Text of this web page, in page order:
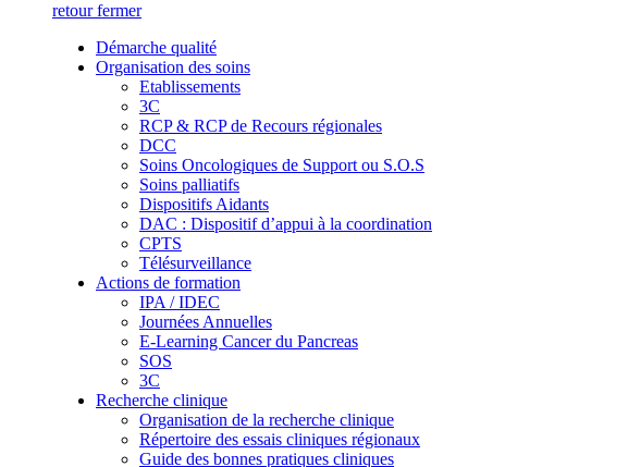
retour fermer
Démarche qualité
Organisation des soins
Etablissements
3C
RCP & RCP de Recours régionales
DCC
Soins Oncologiques de Support ou S.O.S
Soins palliatifs
Dispositifs Aidants
DAC : Dispositif d’appui à la coordination
CPTS
Télésurveillance
Actions de formation
IPA / IDEC
Journées Annuelles
E-Learning Cancer du Pancreas
SOS
3C
Recherche clinique
Organisation de la recherche clinique
Répertoire des essais cliniques régionaux
Guide des bonnes pratiques cliniques